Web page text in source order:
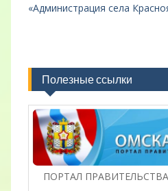
«Администрация села
Полезные ссылки
ПОРТАЛ